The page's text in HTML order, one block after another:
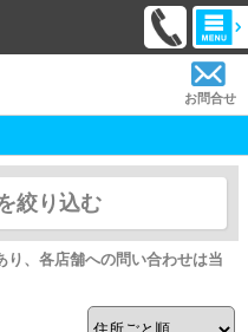
お問合せ
絞り込む
、各店舗への問い合わせは当